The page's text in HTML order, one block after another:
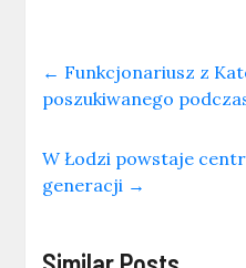
← Funkcjonariusz z
poszukiwanego
W Łodzi powstaje
generacji →